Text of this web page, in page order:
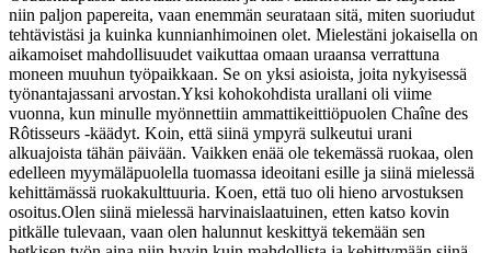
niin paljon papereita, vaan enemmän seurataan sitä, miten suoriudut
tehtävistäsi ja kuinka kunnianhimoinen olet. Mielestäni jokaisella on
aikamoiset mahdollisuudet vaikuttaa omaan uraansa verrattuna
moneen muuhun työpaikkaan. Se on yksi asioista, joita nykyisessä
työnantajassani arvostan.Yksi kohokohdista urallani oli viime
vuonna, kun minulle myönnettiin ammattikeittiöpuolen Chaîne des
Rôtisseurs -käädyt. Koin, että siinä ympyrä sulkeutui urani
alkuajoista tähän päivään. Vaikken enää ole tekemässä ruokaa, olen
edelleen myymäläpuolella tuomassa ideoitani esille ja siinä mielessä
kehittämässä ruokakulttuuria. Koen, että tuo oli hieno arvostuksen
osoitus.Olen siinä mielessä harvinaislaatuinen, etten katso kovin
pitkälle tulevaan, vaan olen halunnut keskittyä tekemään sen